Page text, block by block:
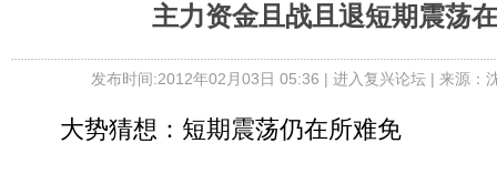
主力资金且战且退短期震荡
发布时间:2012年02月03日 05:36 | 进入复兴论坛| 来源：
大势猜想：短期震荡仍在所难免